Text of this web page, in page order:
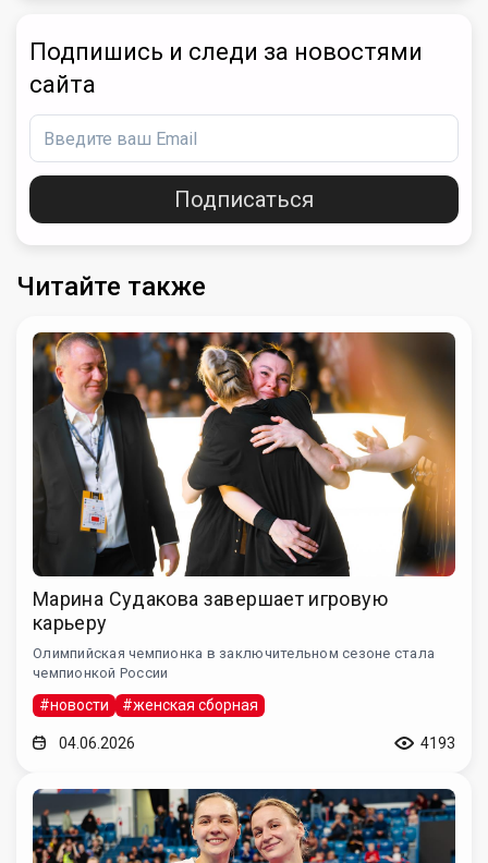
Подпишись и следи за новостями
сайта
Подписаться
Читайте также
Марина Судакова завершает игровую
карьеру
Олимпийская чемпионка в заключительном сезоне стала
чемпионкой России
#новости #женская сборная
04.06.2026 4193